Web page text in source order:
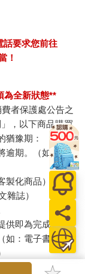
話要求您前往
！
為全新狀態**
者保護處公告之
，以下商品購買
猶豫期：
逾期。（如：生
化商品）
雜誌）
供即為完成之線
如：電子書、電
、刮鬍刀、除毛